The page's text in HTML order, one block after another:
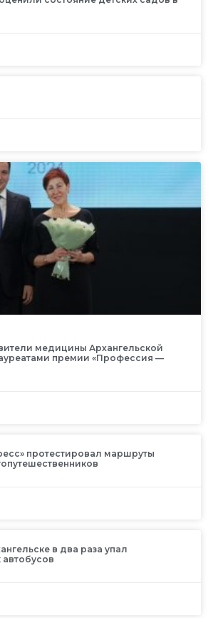
медицины Архангельской
премии «Профессия —
протестировал маршруты
в два раза упал